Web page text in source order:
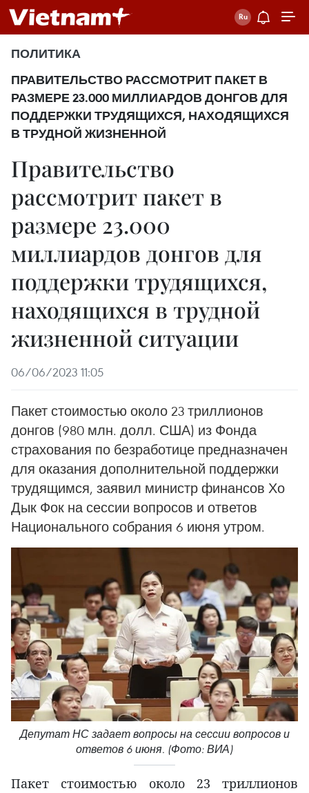
ПОЛИТИКА
ПРАВИТЕЛЬСТВО РАССМОТРИТ ПАКЕТ В
РАЗМЕРЕ 23.000 МИЛЛИАРДОВ ДОНГОВ ДЛЯ
ПОДДЕРЖКИ ТРУДЯЩИХСЯ, НАХОДЯЩИХСЯ
В ТРУДНОЙ ЖИЗНЕННОЙ
Правительство
рассмотрит пакет в
размере 23.000
миллиардов донгов для
поддержки трудящихся,
находящихся в трудной
жизненной ситуации
06/06/2023 11:05
Пакет стоимостью около 23 триллионов
донгов (980 млн. долл. США) из Фонда
страхования по безработице предназначен
для оказания дополнительной поддержки
трудящимся, заявил министр финансов Хо
Дык Фок на сессии вопросов и ответов
Национального собрания 6 июня утром.
Депутат НС задает вопросы на сессии вопросов и
ответов 6 июня. (Фото: ВИА)
Пакет стоимостью около 23 триллионов